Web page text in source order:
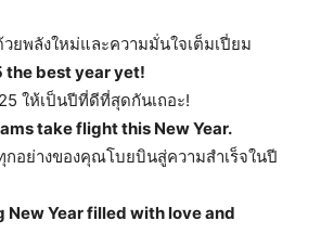
ยพลังใหม่และความมั่นใจเต็มเปี่ยม
the best year yet!
ให้เป็นปีที่ดีที่สุดกันเถอะ!
take flight this New Year.
อย่างของคุณโบยบินสู่ความสำเร็จในปี
New Year filled with love and